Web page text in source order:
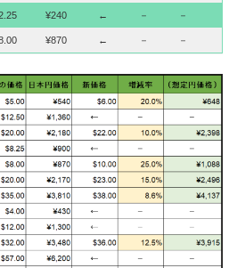
¥240 ← － －
¥870 ← － －